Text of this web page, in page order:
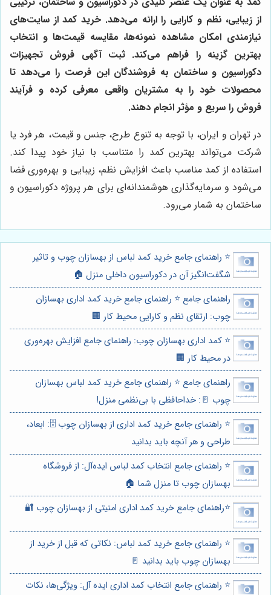
از زیبایی، نظم و کارایی را ارائه می‌دهد. خرید کمد از سایت‌های
نیازمندی امکان مشاهده نمونه‌ها، مقایسه قیمت‌ها و انتخاب
بهترین گزینه را فراهم می‌کند. ثبت آگهی فروش تجهیزات
دکوراسیون و ساختمان به فروشندگان این فرصت را می‌دهد تا
محصولات خود را به مشتریان واقعی معرفی کرده و فرآیند
فروش را سریع و مؤثر انجام دهند.
در تهران و ایران، با توجه به تنوع طرح، جنس و قیمت، هر فرد یا
شرکت می‌تواند بهترین کمد را متناسب با نیاز خود پیدا کند.
استفاده از کمد مناسب باعث افزایش نظم، زیبایی و بهره‌وری فضا
می‌شود و سرمایه‌گذاری هوشمندانه‌ای برای هر پروژه دکوراسیون و
ساختمان به شمار می‌رود.
⭐️ راهنمای جامع خرید کمد لباس از بهسازان چوب و تاثیر
شگفت‌انگیز آن در دکوراسیون داخلی منزل 🏠
راهنمای جامع ⭐️ راهنمای جامع خرید کمد اداری بهسازان
چوب: ارتقای نظم و کارایی محیط کار 🏢
⭐️ کمد اداری بهسازان چوب: راهنمای جامع افزایش بهره‌وری
در محیط کار 🏢
راهنمای جامع ⭐️ راهنمای جامع خرید کمد لباس بهسازان
چوب 🚪: خداحافظی با بی‌نظمی منزل!
⭐️ راهنمای جامع خرید کمد اداری از بهسازان چوب 🗄️: ابعاد،
طراحی و هر آنچه باید بدانید
⭐️ راهنمای جامع انتخاب کمد لباس ایده‌آل: از فروشگاه
بهسازان چوب تا منزل شما 🏠
⭐️راهنمای جامع خرید کمد اداری امنیتی از بهسازان چوب 🔐
⭐️ راهنمای جامع خرید کمد لباس: نکاتی که قبل از خرید از
بهسازان چوب باید بدانید 🚪
⭐️ راهنمای جامع انتخاب کمد اداری ایده آل: ویژگی‌ها، نکات